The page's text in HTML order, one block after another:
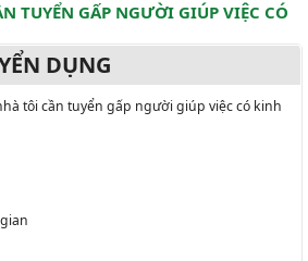
TUYỂN GẤP NGƯỜI GIÚP VIỆC CÓ
DỤNG
tôi cần tuyển gấp người giúp việc có kinh